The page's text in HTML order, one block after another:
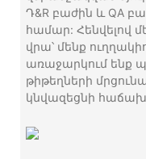
Դ&R բաժին և QA
համար: Հենվելով
վրա՝ մենք
առաջարկում ենք
թիթեղների
կնվազեցնի